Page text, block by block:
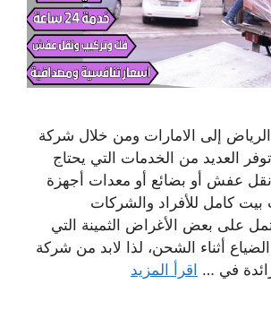
إلى الامارات ومن خلال شركة
العديد من الخدمات التي يحتاج
نقل عفش أو بضائع أو معدات أجهزة
كامل للأفراد والشركات
على بعض الأغراض الثمينة التي
أثناء الشحن، لذا لابد من شركة
في … اقرأ المزيد